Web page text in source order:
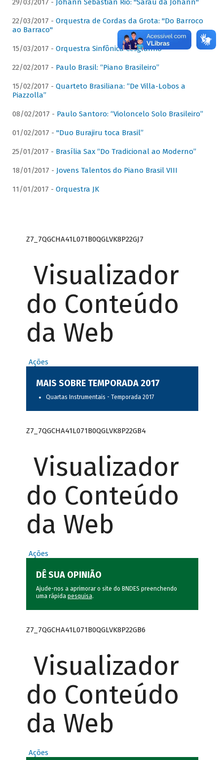
29/03/2017 - Johann Sebastian Rio: "Sarau da Johann"
22/03/2017 - Orquestra de Cordas da Grota: "Do Barroco
ao Barraco"
15/03/2017 - Orquestra Sinfônica Cesgranrio
22/02/2017 - Paulo Brasil: “Piano Brasileiro”
15/02/2017 - Quarteto Brasiliana: “De Villa-Lobos a
Piazzolla”
08/02/2017 - Paulo Santoro: “Violoncelo Solo Brasileiro”
01/02/2017 - "Duo Burajiru toca Brasil”
25/01/2017 - Brasília Sax “Do Tradicional ao Moderno”
18/01/2017 - Jovens Talentos do Piano Brasil VIII
11/01/2017 - Orquestra JK
Z7_7QGCHA41L071B0QGLVK8P22GJ7
Visualizador
do Conteúdo
da Web
Ações
MAIS SOBRE TEMPORADA 2017
Quartas Instrumentais - Temporada 2017
Z7_7QGCHA41L071B0QGLVK8P22GB4
Visualizador
do Conteúdo
da Web
Ações
DÊ SUA OPINIÃO
Ajude-nos a aprimorar o site do BNDES preenchendo
uma rápida pesquisa.
Z7_7QGCHA41L071B0QGLVK8P22GB6
Visualizador
do Conteúdo
da Web
Ações